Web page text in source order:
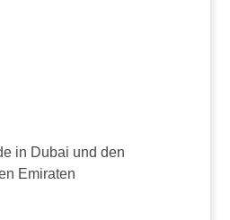
in Dubai und den
Emiraten